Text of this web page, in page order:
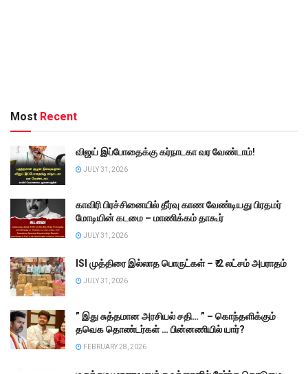
Most Recent
விஜய் இப்போதைக்கு கர்நாடகா வர வேண்டாம்!
JULY 31, 2026
காவிரி பிரச்சினையில் தீர்வு காண வேண்டியது பிரதமர்
மோடியின் கடமை – மாணிக்கம் தாகூர்
JULY 31, 2026
ISI முத்திரை இல்லாத பொருட்கள் – ₹.2 லட்சம் அபராதம்
JULY 31, 2026
” இது சுத்தமான அரசியல் சதி… ” – கொந்தளிக்கும்
தவெக தொண்டர்கள் … பின்னணியில் யார்?
FEBRUARY 28, 2026